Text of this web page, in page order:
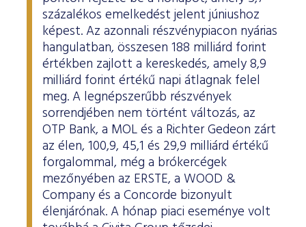
százalékos emelkedést jelent júniushoz
képest. Az azonnali részvénypiacon nyárias
hangulatban, összesen 188 milliárd forint
értékben zajlott a kereskedés, amely 8,9
milliárd forint értékű napi átlagnak felel
meg. A legnépszerűbb részvények
sorrendjében nem történt változás, az
OTP Bank, a MOL és a Richter Gedeon zárt
az élen, 100,9, 45,1 és 29,9 milliárd értékű
forgalommal, még a brókercégek
mezőnyében az ERSTE, a WOOD &
Company és a Concorde bizonyult
élenjárónak. A hónap piaci eseménye volt